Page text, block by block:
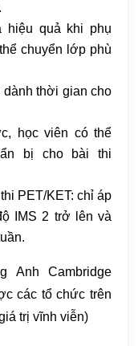
hiệu quả khi phụ
chuyển lớp phù
dành thời gian cho
học viên có thể
bị cho bài thi
PET/KET: chỉ áp
IMS 2 trở lên và
Anh Cambridge
các tổ chức trên
trị vĩnh viễn)